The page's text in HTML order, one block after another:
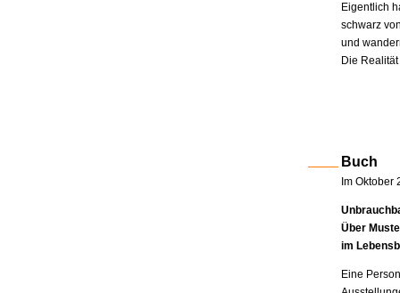
Eigentlich
schwarz
und
Die
Buch
Im Oktober
Über
im
Eine